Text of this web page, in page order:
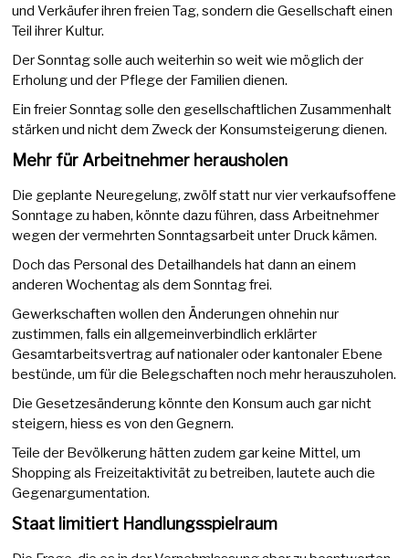
und Verkäufer ihren freien Tag, sondern die Gesellschaft einen
Teil ihrer Kultur.
Der Sonntag solle auch weiterhin so weit wie möglich der
Erholung und der Pflege der Familien dienen.
Ein freier Sonntag solle den gesellschaftlichen Zusammenhalt
stärken und nicht dem Zweck der Konsumsteigerung dienen.
Mehr für Arbeitnehmer herausholen
Die geplante Neuregelung, zwölf statt nur vier verkaufsoffene
Sonntage zu haben, könnte dazu führen, dass Arbeitnehmer
wegen der vermehrten Sonntagsarbeit unter Druck kämen.
Doch das Personal des Detailhandels hat dann an einem
anderen Wochentag als dem Sonntag frei.
Gewerkschaften wollen den Änderungen ohnehin nur
zustimmen, falls ein allgemeinverbindlich erklärter
Gesamtarbeitsvertrag auf nationaler oder kantonaler Ebene
bestünde, um für die Belegschaften noch mehr herauszuholen.
Die Gesetzesänderung könnte den Konsum auch gar nicht
steigern, hiess es von den Gegnern.
Teile der Bevölkerung hätten zudem gar keine Mittel, um
Shopping als Freizeitaktivität zu betreiben, lautete auch die
Gegenargumentation.
Staat limitiert Handlungsspielraum